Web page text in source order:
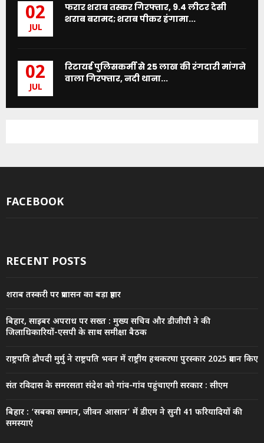
02
JUL
फरार शराब तस्कर गिरफ्तार, 9.4 लीटर देसी
शराब बरामद; शराब पीकर हंगामा...
02
JUL
रिटायर्ड पुलिसकर्मी से 25 लाख की रंगदारी मांगने
वाला गिरफ्तार, नदी थाना...
FACEBOOK
RECENT POSTS
शराब तस्करी पर प्रशासन का बड़ा प्रहार
बिहार, साइबर अपराध पर सख्त : मुख्य सचिव और डीजीपी ने की
जिलाधिकारियों-एसपी के साथ समीक्षा बैठक
राष्ट्रपति द्रौपदी मुर्मु ने राष्ट्रपति भवन में राष्ट्रीय हथकरघा पुरस्कार 2025 प्रदान किए
संत रविदास के समरसता संदेश को गांव-गांव पहुंचाएगी सरकार : सीएम
बिहार : ‘सबका सम्मान, जीवन आसान’ में डीएम ने सुनी 41 फरियादियों की
समस्याएं